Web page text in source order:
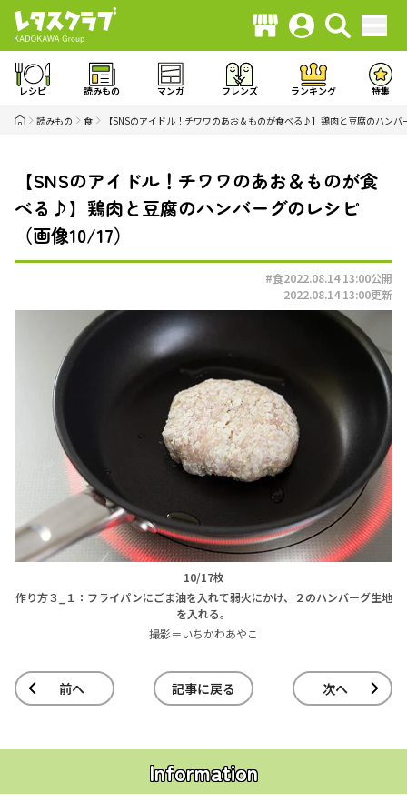
レシピ 読みもの マンガ フレンズ ランキング 特集
読みもの 食 【SNSのアイドル！チワワのあお＆ものが食べる♪】鶏肉と豆腐のハンバ
【SNSのアイドル！チワワのあお＆ものが食
べる♪】鶏肉と豆腐のハンバーグのレシピ
（画像10/17）
#食2022.08.14 13:00公開
2022.08.14 13:00更新
10/17枚
作り方３_１：フライパンにごま油を入れて弱火にかけ、２のハンバーグ生地
を入れる。
撮影＝いちかわあやこ
前へ 記事に戻る 次へ
Information